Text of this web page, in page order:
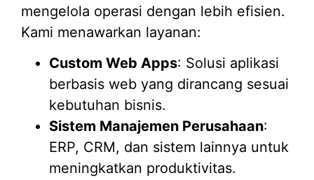
mengelola operasi dengan lebih efisien.
Kami menawarkan layanan:
Custom Web Apps: Solusi aplikasi
berbasis web yang dirancang sesuai
kebutuhan bisnis.
Sistem Manajemen Perusahaan:
ERP, CRM, dan sistem lainnya untuk
meningkatkan produktivitas.